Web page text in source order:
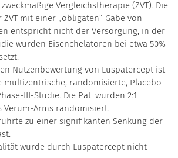
Vergleichstherapie (ZVT). Die
ZVT mit einer „obligaten“ Gabe von
entspricht nicht der Versorgung, in der
wurden Eisenchelatoren bei etwa 50%
Nutzenbewertung von Luspatercept ist
multizentrische, randomisierte, Placebo-
III-Studie. Die Pat. wurden 2:1
Verum-Arms randomisiert.
zu einer signifikanten Senkung der
wurde durch Luspatercept nicht